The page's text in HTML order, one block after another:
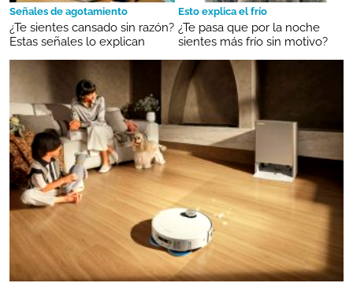
Señales de agotamiento
¿Te sientes cansado sin razón?
Estas señales lo explican
Esto explica el frío
¿Te pasa que por la noche
sientes más frío sin motivo?